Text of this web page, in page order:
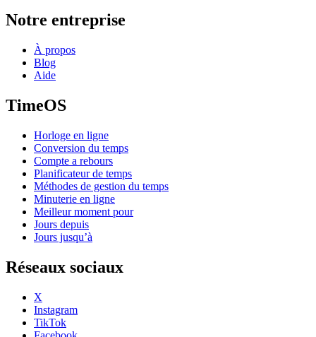
Notre entreprise
À propos
Blog
Aide
TimeOS
Horloge en ligne
Conversion du temps
Compte a rebours
Planificateur de temps
Méthodes de gestion du temps
Minuterie en ligne
Meilleur moment pour
Jours depuis
Jours jusqu’à
Réseaux sociaux
X
Instagram
TikTok